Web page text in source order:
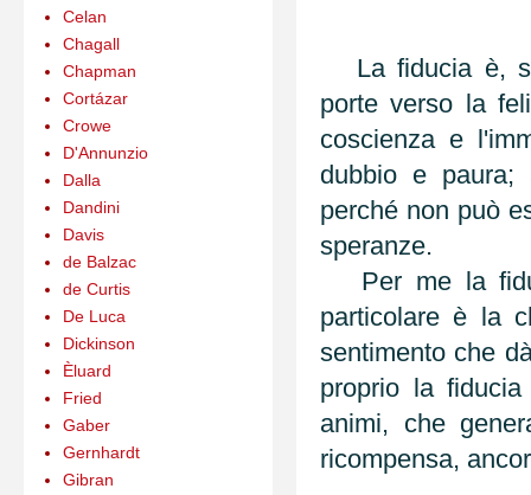
La fiducia è,
porte verso la
coscienza e
dubbio e paura;
perché non può
speranze.
Per me la
particolare è la
sentimento che
proprio la
animi, che
ricompensa,
Celan
Chagall
Chapman
Cortázar
Crowe
D'Annunzio
Dalla
Dandini
Davis
de Balzac
de Curtis
De Luca
Dickinson
Èluard
Fried
Gaber
Gernhardt
Gibran